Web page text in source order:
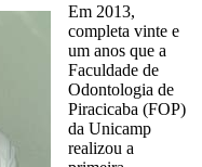
Em 2013,
completa vinte e
um anos que a
Faculdade de
Odontologia de
Piracicaba (FOP)
da Unicamp
realizou a